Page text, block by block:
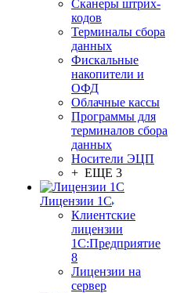
Сканеры штрих-
кодов
Терминалы сбора
данных
Фискальные
накопители и
ОФД
Облачные кассы
Программы для
терминалов сбора
данных
Носители ЭЦП
+ ЕЩЕ 3
Лицензии 1С
Клиентские
лицензии
1С:Предприятие
8
Лицензии на
сервер